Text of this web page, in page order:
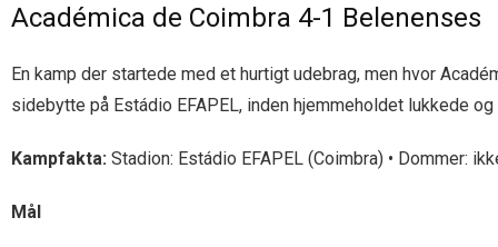
Académica de Coimbra 4-1 Belenenses
En kamp der startede med et hurtigt udebrag, men hvor
sidebytte på Estádio EFAPEL, inden hjemmeholdet lukkede
Kampfakta: Stadion: Estádio EFAPEL (Coimbra) • Dommer:
Mål